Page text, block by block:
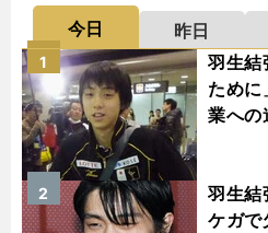
今日 昨日
羽生結
ため
業への
1
羽生
ケガで
2